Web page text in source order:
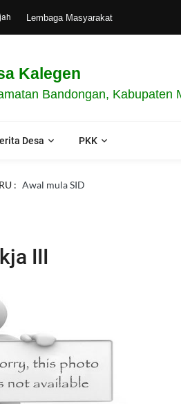
Lembaga Masyarakat
Kalegen
Bandongan, Kabupaten
Desa PKK
: Awal mula SID
III